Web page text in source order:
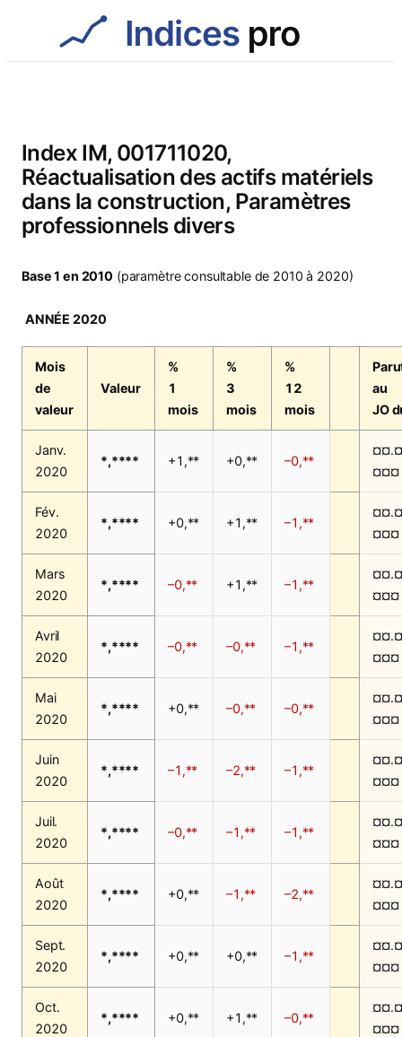
Index IM, 001711020,
Réactualisation des actifs matériels
dans la construction, Paramètres
professionnels divers
Base 1 en 2010 (paramètre consultable de 2010 à 2020)
ANNÉE 2020
Mois
de
valeur
Valeur
%
1
mois
%
3
mois
%
12
mois
au
JO
Janv.
2020
*,**** +1,** +0,** –0,**
¤¤¤
Fév.
2020
*,**** +0,** +1,** –1,**
¤¤¤
Mars
2020
*,**** –0,** +1,** –1,**
¤¤¤
Avril
2020
*,**** –0,** –0,** –1,**
¤¤¤
Mai
2020
*,**** +0,** –0,** –0,**
¤¤¤
Juin
2020
*,**** –1,** –2,** –1,**
¤¤¤
Juil.
2020
*,**** –0,** –1,** –1,**
¤¤¤
Août
2020
*,**** +0,** –1,** –2,**
¤¤¤
Sept.
2020
*,**** +0,** +0,** –1,**
¤¤¤
Oct.
2020
*,**** +0,** +1,** –0,**
¤¤¤